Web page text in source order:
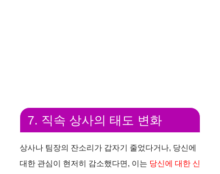
7. 직속 상사의 태도 변화
상사나 팀장의 잔소리가 갑자기 줄었다거나, 당신에
대한 관심이 현저히 감소했다면, 이는 당신에 대한 신